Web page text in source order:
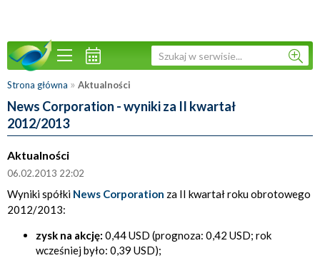
Strona główna » Aktualności
News Corporation - wyniki za II kwartał
2012/2013
Aktualności
06.02.2013 22:02
Wyniki spółki News Corporation za II kwartał roku obrotowego
2012/2013:
zysk na akcję: 0,44 USD (prognoza: 0,42 USD; rok
wcześniej było: 0,39 USD);